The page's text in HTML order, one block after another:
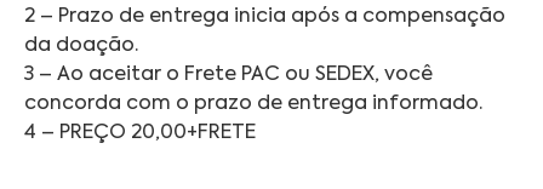
2 – Prazo de entrega inicia após a compensação
da doação.
3 – Ao aceitar o Frete PAC ou SEDEX, você
concorda com o prazo de entrega informado.
4 – PREÇO 20,00+FRETE